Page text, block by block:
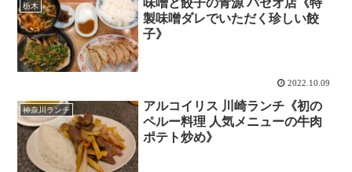
栃木
味噌と餃子の青源 パセオ店《特
製味噌ダレでいただく珍しい餃
子》
2022.10.09
神奈川ランチ
アルコイリス 川崎ランチ《初の
ペルー料理 人気メニューの牛肉
ポテト炒め》